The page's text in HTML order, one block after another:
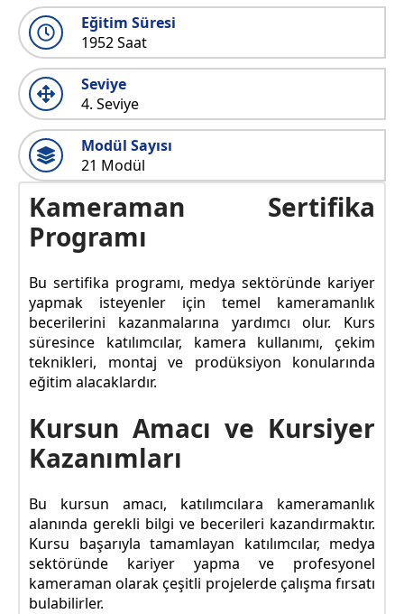
Eğitim Süresi
1952 Saat
Seviye
4. Seviye
Modül Sayısı
21 Modül
Kameraman Sertifika
Programı
Bu sertifika programı, medya sektöründe kariyer
yapmak isteyenler için temel kameramanlık
becerilerini kazanmalarına yardımcı olur. Kurs
süresince katılımcılar, kamera kullanımı, çekim
teknikleri, montaj ve prodüksiyon konularında
eğitim alacaklardır.
Kursun Amacı ve Kursiyer
Kazanımları
Bu kursun amacı, katılımcılara kameramanlık
alanında gerekli bilgi ve becerileri kazandırmaktır.
Kursu başarıyla tamamlayan katılımcılar, medya
sektöründe kariyer yapma ve profesyonel
kameraman olarak çeşitli projelerde çalışma fırsatı
bulabilirler.